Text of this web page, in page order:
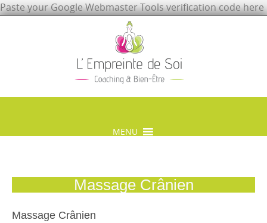
Paste your Google Webmaster Tools verification code here
Skip
MENU
Massage Crânien
Massage Crânien